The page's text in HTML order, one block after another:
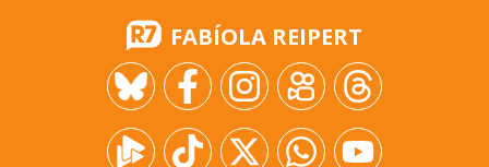
FABÍOLA REIPERT